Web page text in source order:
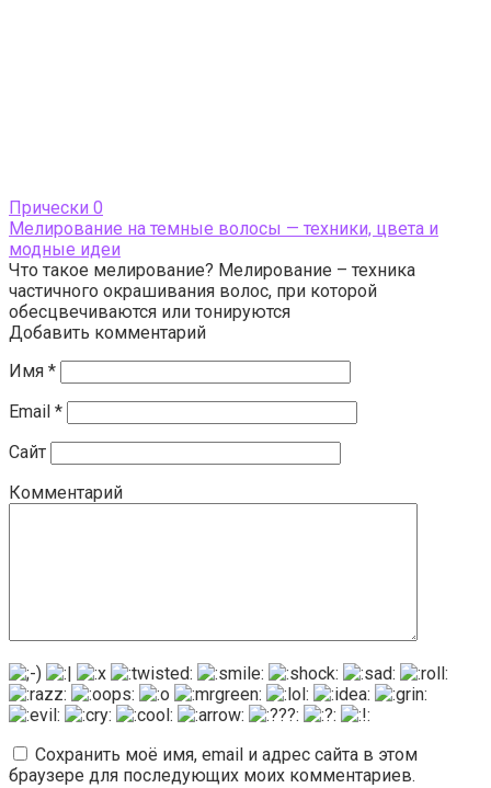
Прически 0
Мелирование на темные волосы — техники, цвета и
модные идеи
Что такое мелирование? Мелирование – техника
частичного окрашивания волос, при которой
обесцвечиваются или тонируются
Добавить комментарий
Имя *
Email *
Сайт
Комментарий
Сохранить моё имя, email и адрес сайта в этом
браузере для последующих моих комментариев.